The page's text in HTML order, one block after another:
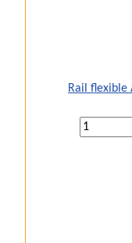
Rail flexible